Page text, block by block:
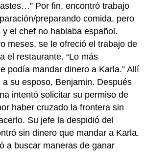
Por fin, encontró trabajo
preparando comida, pero
el chef no hablaba español.
meses, se le ofreció el trabajo de
el restaurante. “Lo más
podía mandar dinero a Karla.” Allí
su esposo, Benjamin. Después
intentó solicitar su permiso de
haber cruzado la frontera sin
Su jefe la despidió del
sin dinero que mandar a Karla.
a buscar maneras de ganar